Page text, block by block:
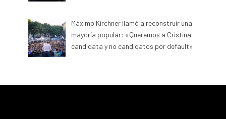
Máximo Kirchner llamó a reconstruir una
mayoría popular: «Queremos a Cristina
candidata y no candidatos por default»